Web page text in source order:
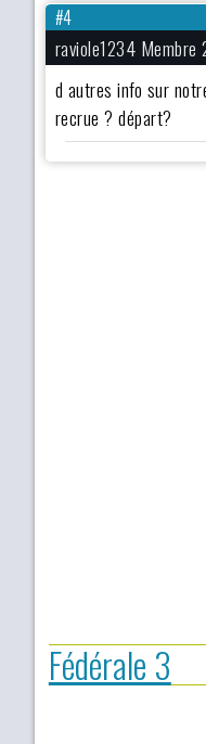
#4
raviole1234
d autres info sur
recrue ? départ?
Fédérale 3